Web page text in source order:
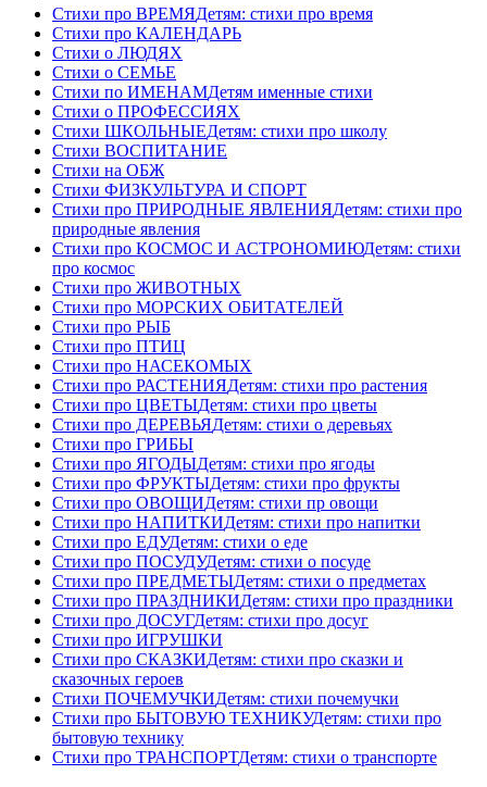
Стихи про ВРЕМЯДетям: стихи про время
Стихи про КАЛЕНДАРЬ
Стихи о ЛЮДЯХ
Стихи о СЕМЬЕ
Стихи по ИМЕНАМДетям именные стихи
Стихи о ПРОФЕССИЯХ
Стихи ШКОЛЬНЫЕДетям: стихи про школу
Стихи ВОСПИТАНИЕ
Стихи на ОБЖ
Стихи ФИЗКУЛЬТУРА И СПОРТ
Стихи про ПРИРОДНЫЕ ЯВЛЕНИЯДетям: стихи про
природные явления
Стихи про КОСМОС И АСТРОНОМИЮДетям: стихи
про космос
Стихи про ЖИВОТНЫХ
Стихи про МОРСКИХ ОБИТАТЕЛЕЙ
Стихи про РЫБ
Стихи про ПТИЦ
Стихи про НАСЕКОМЫХ
Стихи про РАСТЕНИЯДетям: стихи про растения
Стихи про ЦВЕТЫДетям: стихи про цветы
Стихи про ДЕРЕВЬЯДетям: стихи о деревьях
Стихи про ГРИБЫ
Стихи про ЯГОДЫДетям: стихи про ягоды
Стихи про ФРУКТЫДетям: стихи про фрукты
Стихи про ОВОЩИДетям: стихи пр овощи
Стихи про НАПИТКИДетям: стихи про напитки
Стихи про ЕДУДетям: стихи о еде
Стихи про ПОСУДУДетям: стихи о посуде
Стихи про ПРЕДМЕТЫДетям: стихи о предметах
Стихи про ПРАЗДНИКИДетям: стихи про праздники
Стихи про ДОСУГДетям: стихи про досуг
Стихи про ИГРУШКИ
Стихи про СКАЗКИДетям: стихи про сказки и
сказочных героев
Стихи ПОЧЕМУЧКИДетям: стихи почемучки
Стихи про БЫТОВУЮ ТЕХНИКУДетям: стихи про
бытовую технику
Стихи про ТРАНСПОРТДетям: стихи о транспорте